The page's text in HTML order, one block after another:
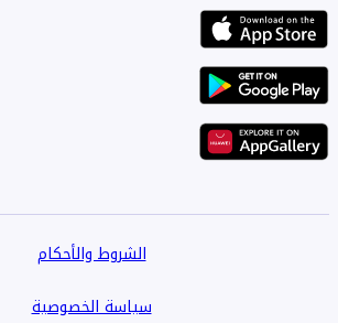
الشروط والأحكام
سياسة الخصوصية